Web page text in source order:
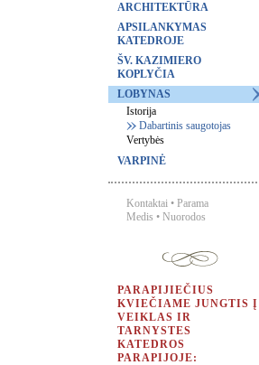
ARCHITEKTŪRA
APSILANKYMAS
KATEDROJE
ŠV. KAZIMIERO
KOPLYČIA
LOBYNAS
Istorija
Dabartinis saugotojas
Vertybės
VARPINĖ
Kontaktai • Parama
Medis • Nuorodos
PARAPIJIEČIUS
KVIEČIAME JUNGTIS Į
VEIKLAS IR
TARNYSTES
KATEDROS
PARAPIJOJE: